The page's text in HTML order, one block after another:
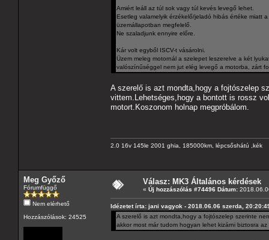
Amiért leáll az túl sok vagy túl kevés levegő lehet.
Esetleg valamelyik érzékelő/jeladó hibás értéke miatt
üzemállapotban megfelelő.
Ne szaladjunk ennyire előre.
Kár volt egyből ISCV-t vásárolni.
Üzem meleg motornál a szelepet leszerelve a két
valószínűséggel nem jut elég levegő a motorba, zárt
A szerelő is azt mondta,hogy a fojtószelep
vittem.Lehetséges,hogy a bontott is rossz
motort.Koszonom holnap megpróbálom.
2.0 16v 145le 2001 ghia, 185000km, lépcsőshátú ,kék
Meg Győző
Fórumfüggő
Nem elérhető
Hozzászólások: 24525
Válasz: MK3 Általános kérdések
« Új hozzászólás #74496 Dátum:
Idézetet írta: jani vagyok - 2018.06.06 szerda,
A szerelő is azt mondta,hogy a fojtószelep szerinte
akkor most már tudom hogyan lehet kizárni biztosra